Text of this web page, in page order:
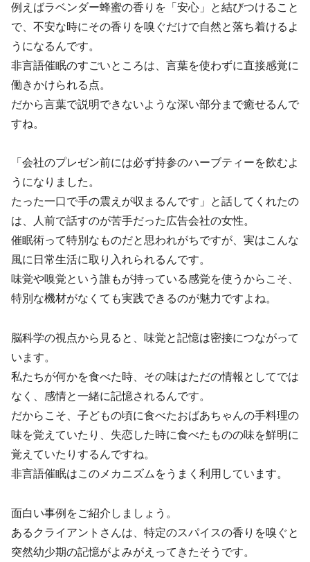
例えばラベンダー蜂蜜の香りを「安心」と結びつけること
で、不安な時にその香りを嗅ぐだけで自然と落ち着けるよ
うになるんです。
非言語催眠のすごいところは、言葉を使わずに直接感覚に
働きかけられる点。
だから言葉で説明できないような深い部分まで癒せるんで
すね。
「会社のプレゼン前には必ず持参のハーブティーを飲むよ
うになりました。
たった一口で手の震えが収まるんです」と話してくれたの
は、人前で話すのが苦手だった広告会社の女性。
催眠術って特別なものだと思われがちですが、実はこんな
風に日常生活に取り入れられるんです。
味覚や嗅覚という誰もが持っている感覚を使うからこそ、
特別な機材がなくても実践できるのが魅力ですよね。
脳科学の視点から見ると、味覚と記憶は密接につながって
います。
私たちが何かを食べた時、その味はただの情報としてでは
なく、感情と一緒に記憶されるんです。
だからこそ、子どもの頃に食べたおばあちゃんの手料理の
味を覚えていたり、失恋した時に食べたものの味を鮮明に
覚えていたりするんですね。
非言語催眠はこのメカニズムをうまく利用しています。
面白い事例をご紹介しましょう。
あるクライアントさんは、特定のスパイスの香りを嗅ぐと
突然幼少期の記憶がよみがえってきたそうです。